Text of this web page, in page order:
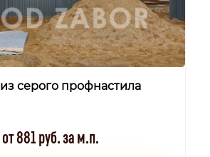
серого профнастила
от 881 руб. за м.п.